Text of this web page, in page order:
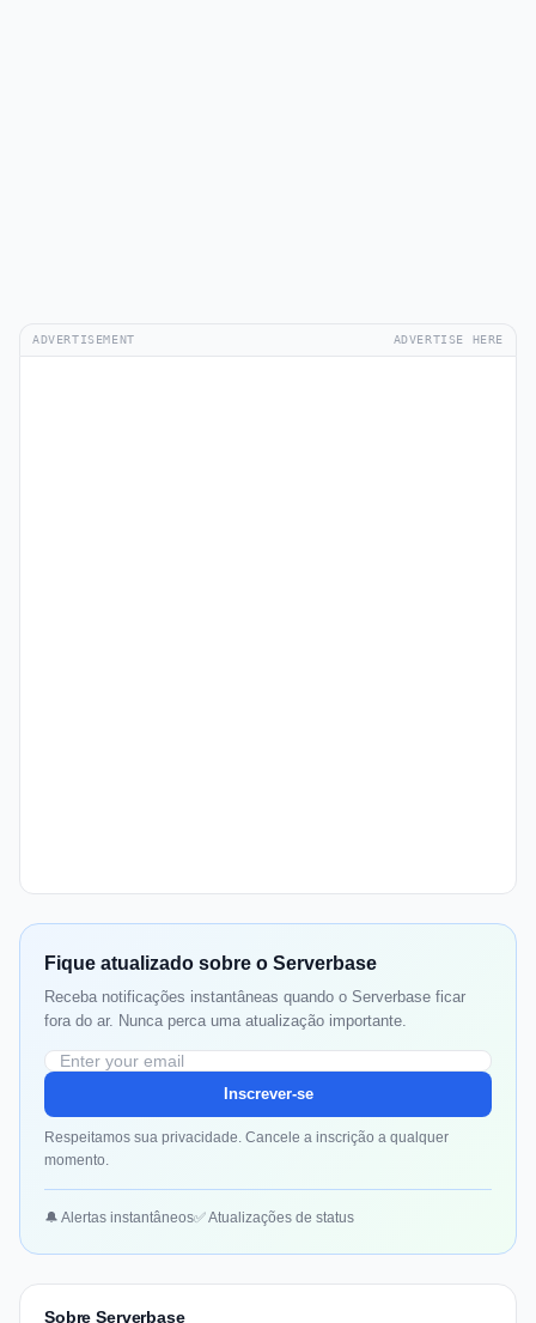
ADVERTISEMENT ADVERTISE HERE
Fique atualizado sobre o Serverbase
Receba notificações instantâneas quando o Serverbase ficar
fora do ar. Nunca perca uma atualização importante.
Inscrever-se
Respeitamos sua privacidade. Cancele a inscrição a qualquer
momento.
🔔 Alertas instantâneos✅ Atualizações de status
Sobre Serverbase